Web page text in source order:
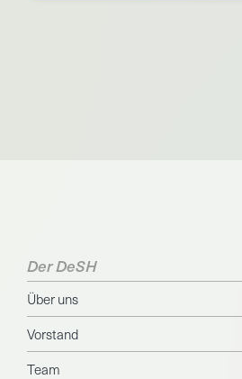
Der DeSH
Über uns
Vorstand
Team